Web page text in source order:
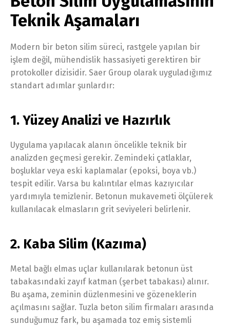
Teknik Aşamaları
Modern bir beton silim süreci, rastgele yapılan bir
işlem değil, mühendislik hassasiyeti gerektiren bir
protokoller dizisidir. Saer Group olarak uyguladığımız
standart adımlar şunlardır:
1. Yüzey Analizi ve Hazırlık
Uygulama yapılacak alanın öncelikle teknik bir
analizden geçmesi gerekir. Zemindeki çatlaklar,
boşluklar veya eski kaplamalar (epoksi, boya vb.)
tespit edilir. Varsa bu kalıntılar elmas kazıyıcılar
yardımıyla temizlenir. Betonun mukavemeti ölçülerek
kullanılacak elmasların grit seviyeleri belirlenir.
2. Kaba Silim (Kazıma)
Metal bağlı elmas uçlar kullanılarak betonun üst
tabakasındaki zayıf katman (şerbet tabakası) alınır.
Bu aşama, zeminin düzlenmesini ve gözeneklerin
açılmasını sağlar. Tuzla beton silim firmaları arasında
sunduğumuz fark, bu aşamada toz emiş sistemli